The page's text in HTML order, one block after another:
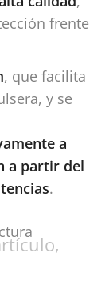
frente
, que facilita
y se
a
a partir del
.